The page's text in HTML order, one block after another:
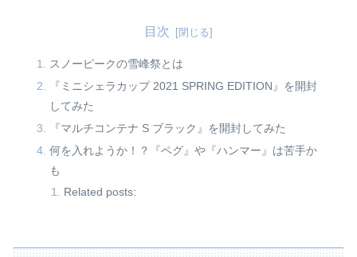
目次
スノーピークの雪峰祭とは
『ミニシェラカップ 2021 SPRING EDITION』を開封
してみた
『マルチコンテナ S ブラック』を開封してみた
何を入れようか！？『ペグ』や『ハンマー』は苦手か
も
Related posts: